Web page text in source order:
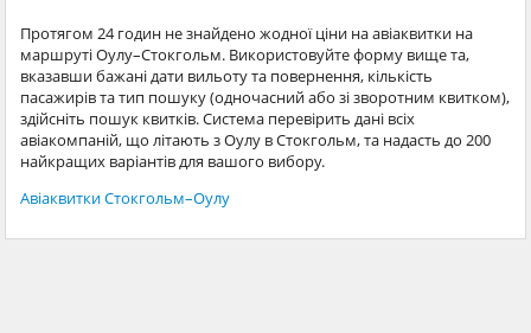
Протягом 24 годин не знайдено жодної ціни на авіаквитки на
маршруті Оулу–Стокгольм. Використовуйте форму вище та,
вказавши бажані дати вильоту та повернення, кількість
пасажирів та тип пошуку (одночасний або зі зворотним квитком),
здійсніть пошук квитків. Система перевірить дані всіх
авіакомпаній, що літають з Оулу в Стокгольм, та надасть до 200
найкращих варіантів для вашого вибору.
Авіаквитки Стокгольм–Оулу